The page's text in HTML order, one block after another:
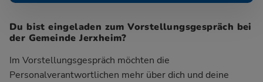
Du bist eingeladen zum Vorstellungsgespräch bei
der Gemeinde Jerxheim?
Im Vorstellungsgespräch möchten die
Personalverantwortlichen mehr über dich und deine